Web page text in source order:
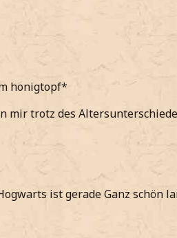
honigtopf*
mir trotz des
ist gerade Ganz schön